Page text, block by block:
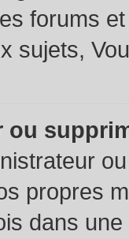
forums
sujets,
propres
dans